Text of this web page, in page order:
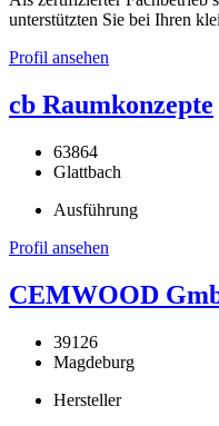
unterstützten Sie bei Ihren
Profil ansehen
cb Raumkonzepte
63864
Glattbach
Ausführung
Profil ansehen
CEMWOOD
39126
Magdeburg
Hersteller